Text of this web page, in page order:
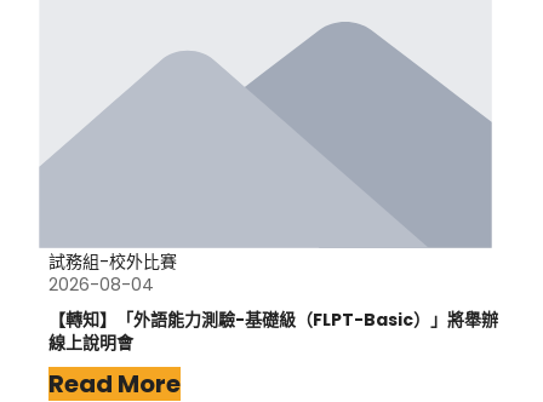
試務組-校外比賽
2026-08-04
【轉知】「外語能力測驗-基礎級（FLPT-Basic）」將舉辦
線上說明會
Read More